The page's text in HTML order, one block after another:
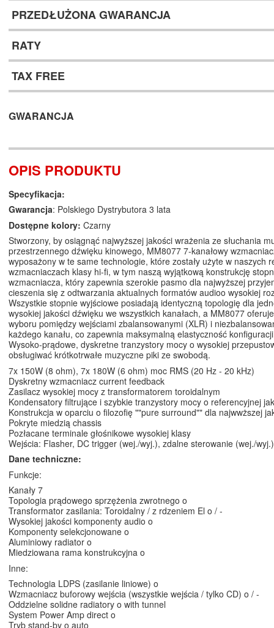
PRZEDŁUŻONA GWARANCJA
RATY
TAX FREE
GWARANCJA
OPIS PRODUKTU
Specyfikacja:
Gwarancja: Polskiego Dystrybutora 3 lata
Dostępne kolory: Czarny
Stworzony, by osiągnąć najwyższej jakości wrażenia ze słuchania
przestrzennego dźwięku kinowego, MM8077 7-kanałowy
wyposażony w te same technologie, które zostały użyte w naszych
wzmacniaczach klasy hi-fi, w tym naszą wyjątkową konstrukcję
wzmacniacza, który zapewnia szerokie pasmo dla najwyższej
cieszenia się z odtwarzania aktualnych formatów audioo wysokiej
Wszystkie stopnie wyjściowe posiadają identyczną topologię dla
wysokiej jakości dźwięku we wszystkich kanałach, a MM8077
wyboru pomiędzy wejściami zbalansowanymi (XLR) i
każdego kanału, co zapewnia maksymalną elastyczność
Wysoko-prądowe, dyskretne tranzystory mocy o wysokiej
obsługiwać krótkotrwałe muzyczne piki ze swobodą.
7x 150W (8 ohm), 7x 180W (6 ohm) moc RMS (20 Hz - 20 kHz)
Dyskretny wzmacniacz current feedback
Zasilacz wysokiej mocy z transformatorem toroidalnym
Kondensatory filtrujące i szybkie tranzystory mocy o referencyjnej
Konstrukcja w oparciu o filozofię ""pure surround"" dla najwwższej
Pokryte miedzią chassis
Pozłacane terminale głośnikowe wysokiej klasy
Wejścia: Flasher, DC trigger (wej./wyj.), zdalne sterowanie (wej./
Dane techniczne:
Funkcje:
Kanały 7
Topologia prądowego sprzężenia zwrotnego o
Transformator zasilania: Toroidalny / z rdzeniem El o / -
Wysokiej jakości komponenty audio o
Komponenty selekcjonowane o
Aluminiowy radiator o
Miedziowana rama konstrukcyjna o
Inne:
Technologia LDPS (zasilanie liniowe) o
Wzmacniacz buforowy wejścia (wszystkie wejścia / tylko CD) o / -
Oddzielne solidne radiatory o with tunnel
System Power Amp direct o
Tryb stand-by o auto